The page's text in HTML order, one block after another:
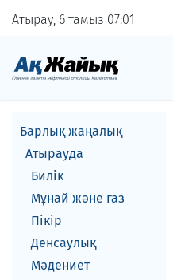
Атырау, 6 тамыз 07 01
Барлық жаңалық
Атырауда
Билік
Мұнай және газ
Пікір
Денсаулық
Мәдениет